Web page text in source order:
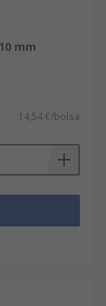
mm
14,54 €/bolsa